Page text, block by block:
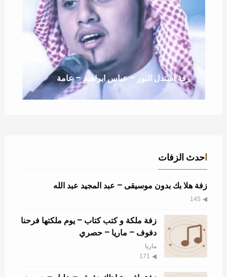
زفة استدل النور – عباس ابراهيم – عامة
احدث الزفات
زفة هلا بك بدون موسيقى – عبد المجيد عبد الله
145
زفة ملكة و كتب كتاب – يوم ملكتها فرحنا
دفوف – ماريا – حصري
ماريا
171